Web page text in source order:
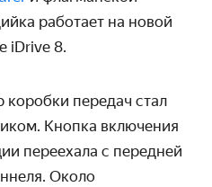
работает на новой
iDrive 8.
коробки передач стал
Кнопка включения
переехала с передней
Около